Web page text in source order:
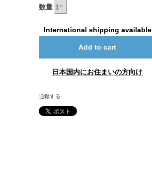
数量
International shipping available
Add to cart
日本国内にお住まいの方向け
通報する